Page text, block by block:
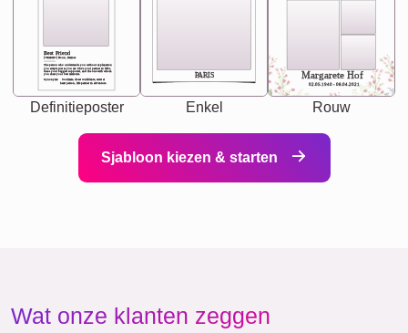
Best Friend
[<NAME>] Noun, feminie
Synonyms: Soulmate, closet confidante, sister at
heart person, life partner in adventure.
The person who understands you without explanation
you accepts just as you are. She's your partner in life's,
chaos your biggest supporter, and the one with whom
you share your best memories.
Definitieposter
PARIS
Enkel
Margarete Hof
02.05.1940 - 08.04.2021
Rouw
Sjabloon kiezen & starten
Wat onze klanten zeggen